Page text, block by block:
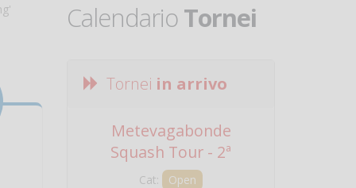
CalendarioTornei
Tornei in arrivo
Metevagabonde
Squash Tour - 2ª
Tappa
Cat:
Open